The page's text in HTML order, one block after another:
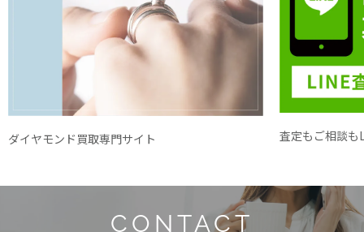
ダイヤモンド買取専門サイト 査定もご相談も
CONTACT